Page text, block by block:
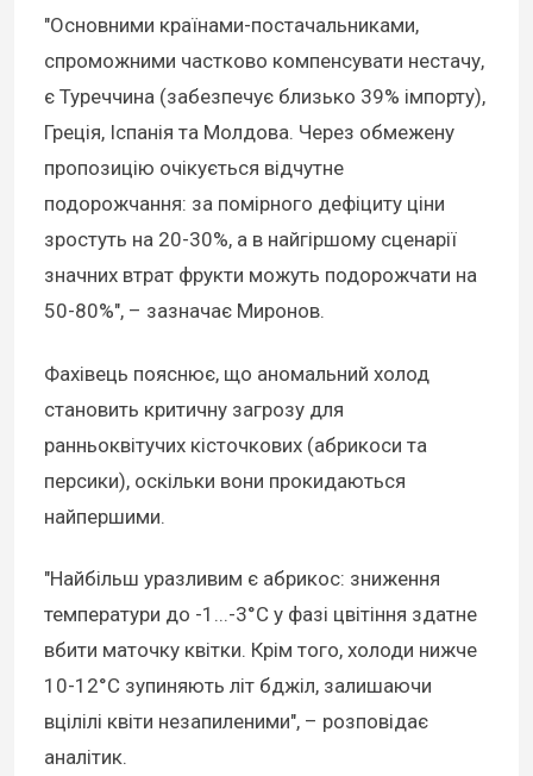
"Основними країнами-постачальниками,
спроможними частково компенсувати нестачу,
є Туреччина (забезпечує близько 39% імпорту),
Греція, Іспанія та Молдова. Через обмежену
пропозицію очікується відчутне
подорожчання: за помірного дефіциту ціни
зростуть на 20-30%, а в найгіршому сценарії
значних втрат фрукти можуть подорожчати на
50-80%", – зазначає Миронов.
Фахівець пояснює, що аномальний холод
становить критичну загрозу для
ранньоквітучих кісточкових (абрикоси та
персики), оскільки вони прокидаються
найпершими.
"Найбільш уразливим є абрикос: зниження
температури до -1...-3°С у фазі цвітіння здатне
вбити маточку квітки. Крім того, холоди нижче
10-12°С зупиняють літ бджіл, залишаючи
вцілілі квіти незапиленими", – розповідає
аналітик.